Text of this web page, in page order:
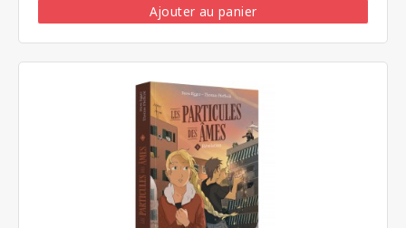
Ajouter au panier